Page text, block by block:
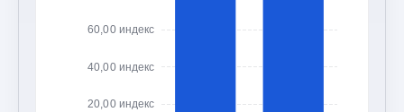
20,00 индекс
40,00 индекс
60,00 индекс